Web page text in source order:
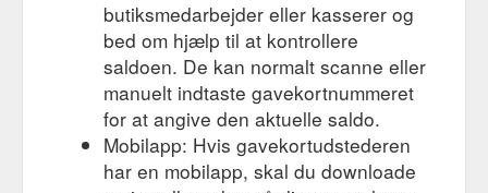
butiksmedarbejder eller kasserer og
bed om hjælp til at kontrollere
saldoen. De kan normalt scanne eller
manuelt indtaste gavekortnummeret
for at angive den aktuelle saldo.
Mobilapp: Hvis gavekortudstederen
har en mobilapp, skal du downloade